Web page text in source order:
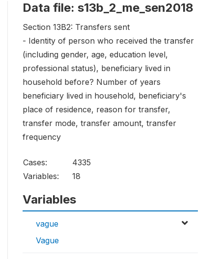
Data file: s13b_2_me_sen2018
Section 13B2: Transfers sent
- Identity of person who received the transfer
(including gender, age, education level,
professional status), beneficiary lived in
household before? Number of years
beneficiary lived in household, beneficiary's
place of residence, reason for transfer,
transfer mode, transfer amount, transfer
frequency
Cases:
4335
Variables:
18
Variables
vague
Vague